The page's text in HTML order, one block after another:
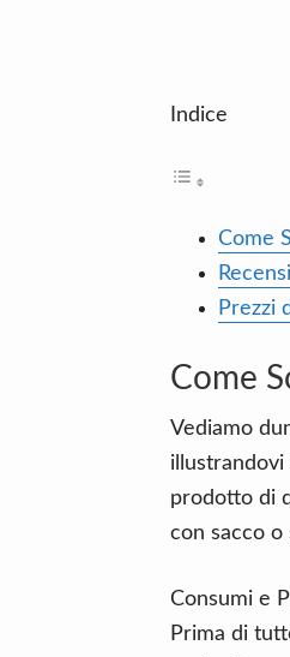
Indice
Come
Prezzi
Come
Vediamo
prodotto di
con sacco o
Consumi e
Prima di